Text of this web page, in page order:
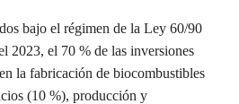
bajo el régimen de la Ley 60/90
2023, el 70 % de las inversiones
la fabricación de biocombustibles
(10 %), producción y